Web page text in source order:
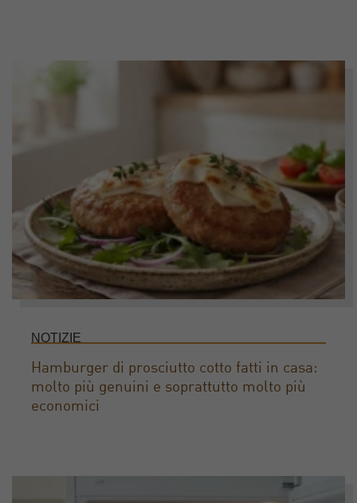
NOTIZIE
Hamburger di prosciutto cotto fatti in casa:
molto più genuini e soprattutto molto più
economici